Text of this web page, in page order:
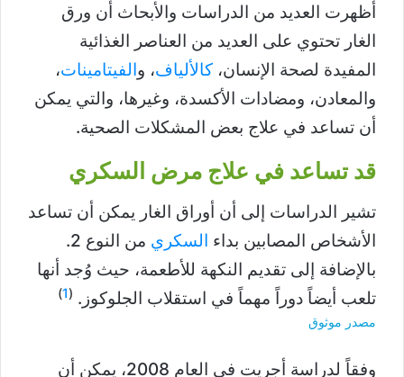
أظهرت العديد من الدراسات والأبحاث أن ورق
الغار تحتوي على العديد من العناصر الغذائية
المفيدة لصحة الإنسان، كالألياف، والفيتامينات،
والمعادن، ومضادات الأكسدة، وغيرها، والتي يمكن
أن تساعد في علاج بعض المشكلات الصحية.
قد تساعد في علاج مرض السكري
تشير الدراسات إلى أن أوراق الغار يمكن أن تساعد
الأشخاص المصابين بداء السكري
من النوع 2.
بالإضافة إلى تقديم النكهة للأطعمة، حيث وُجد أنها
تلعب أيضاً دوراً مهماً في استقلاب الجلوكوز. (
1
)
مصدر موثوق
وفقاً لدراسة أجريت في العام 2008، يمكن أن